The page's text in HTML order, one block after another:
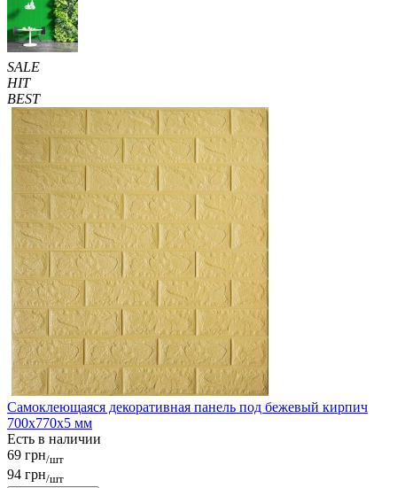
SALE
HIT
BEST
Самоклеющаяся декоративная панель под бежевый кирпич
700x770x5 мм
Есть в наличии
69 грн/шт
94 грн/шт